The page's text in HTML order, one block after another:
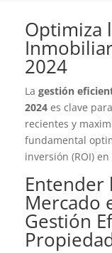
Optimiza
2024
La gestión
2024 es clave
recientes y
fundamental
inversión (ROI)
Entender
Mercado
Gestión